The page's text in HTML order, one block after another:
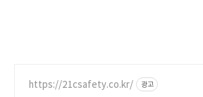
https://21csafety.co.kr/ 광고